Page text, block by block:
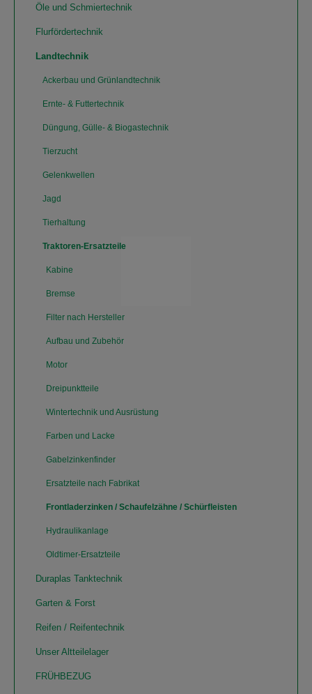
Öle und Schmiertechnik
Flurfördertechnik
Landtechnik
Ackerbau und Grünlandtechnik
Ernte- & Futtertechnik
Düngung, Gülle- & Biogastechnik
Tierzucht
Gelenkwellen
Jagd
Tierhaltung
Traktoren-Ersatzteile
Kabine
Bremse
Filter nach Hersteller
Aufbau und Zubehör
Motor
Dreipunktteile
Wintertechnik und Ausrüstung
Farben und Lacke
Gabelzinkenfinder
Ersatzteile nach Fabrikat
Frontladerzinken / Schaufelzähne / Schürfleisten
Hydraulikanlage
Oldtimer-Ersatzteile
Duraplas Tanktechnik
Garten & Forst
Reifen / Reifentechnik
Unser Altteilelager
FRÜHBEZUG